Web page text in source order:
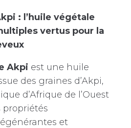
: l’huile végétale
vertus pour la
Akpi est une huile
des graines d’Akpi,
d’Afrique de l’Ouest
propriétés
et